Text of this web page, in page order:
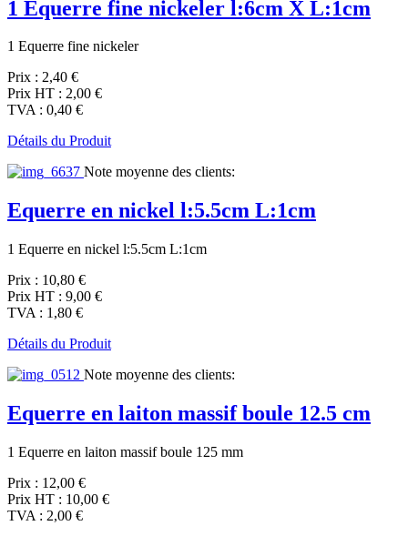
1 Equerre fine nickeler l:6cm X L:1cm
1 Equerre fine nickeler
Prix : 2,40 €
Prix HT : 2,00 €
TVA : 0,40 €
Détails du Produit
Note moyenne des clients:
Equerre en nickel l:5.5cm L:1cm
1 Equerre en nickel l:5.5cm L:1cm
Prix : 10,80 €
Prix HT : 9,00 €
TVA : 1,80 €
Détails du Produit
Note moyenne des clients:
Equerre en laiton massif boule 12.5 cm
1 Equerre en laiton massif boule 125 mm
Prix : 12,00 €
Prix HT : 10,00 €
TVA : 2,00 €